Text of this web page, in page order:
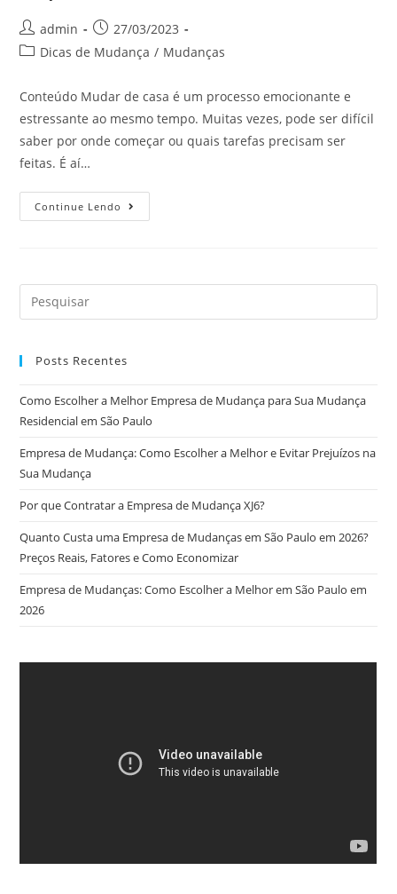
admin
27/03/2023
Dicas de Mudança / Mudanças
Conteúdo Mudar de casa é um processo emocionante e
estressante ao mesmo tempo. Muitas vezes, pode ser difícil
saber por onde começar ou quais tarefas precisam ser
feitas. É aí…
Continue Lendo
Posts Recentes
Como Escolher a Melhor Empresa de Mudança para Sua Mudança
Residencial em São Paulo
Empresa de Mudança: Como Escolher a Melhor e Evitar Prejuízos na
Sua Mudança
Por que Contratar a Empresa de Mudança XJ6?
Quanto Custa uma Empresa de Mudanças em São Paulo em 2026?
Preços Reais, Fatores e Como Economizar
Empresa de Mudanças: Como Escolher a Melhor em São Paulo em
2026